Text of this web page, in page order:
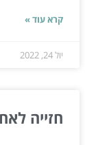
קרא עוד »
יול 24, 2022
חזייה